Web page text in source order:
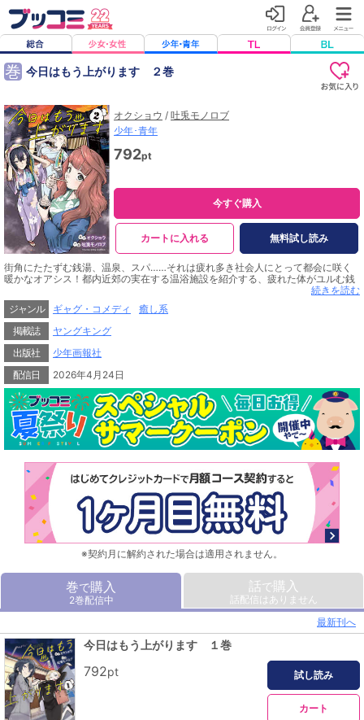
巻 今日はもう上がります ２巻
オクショウ / 吐兎モノロブ
少年･青年
792pt
今すぐ購入
カートに入れる 無料試し読み
街角にたたずむ銭湯、温泉、スパ……それは疲れ多き社会人にとって都会に咲く
暖かなオアシス！都内近郊の実在する温浴施設を紹介する、疲れた体がユルむ銭
続きを読む
ジャンル
ギャグ・コメディ
癒し系
掲載誌
ヤングキング
出版社
少年画報社
配信日
2026年4月24日
※契約月に解約された場合は適用されません。
巻で購入
2巻配信中
話で購入
話配信はありません
最新刊へ
今日はもう上がります １巻
792pt 試し読み
カート